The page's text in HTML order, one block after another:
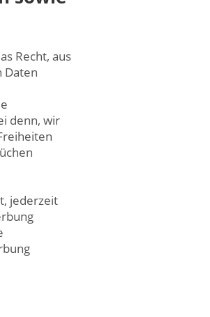
Recht, aus
Daten
denn, wir
jederzeit